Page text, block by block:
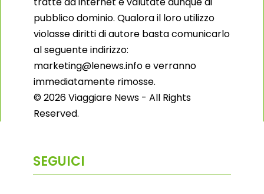
pubblico dominio. Qualora il loro utilizzo
violasse diritti di autore basta comunicarlo
al seguente indirizzo:
marketing@lenews.info e verranno
immediatamente rimosse.
© 2026 Viaggiare News - All Rights
Reserved.
SEGUICI